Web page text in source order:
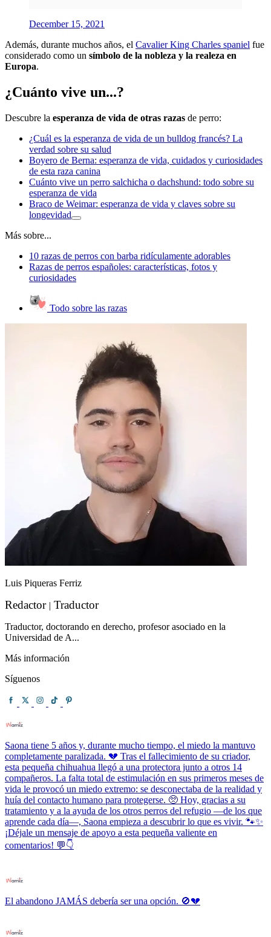
December 15, 2021
Además, durante muchos años, el Cavalier King Charles spaniel fue
considerado como un símbolo de la nobleza y la realeza en
Europa.
¿Cuánto vive un...?
Descubre la esperanza de vida de otras razas de perro:
¿Cuál es la esperanza de vida de un bulldog francés? La
verdad sobre su salud
Boyero de Berna: esperanza de vida, cuidados y curiosidades
de esta raza canina
Cuánto vive un perro salchicha o dachshund: todo sobre su
esperanza de vida
Braco de Weimar: esperanza de vida y claves sobre su
longevidad
Más sobre...
10 razas de perros con barba ridículamente adorables
Razas de perros españoles: características, fotos y
curiosidades
Todo sobre las razas
Luis Piqueras Ferriz
Redactor | Traductor
Traductor, doctorando en derecho, profesor asociado en la
Universidad de A...
Más información
Síguenos
Saona tiene 5 años y, durante mucho tiempo, el miedo la mantuvo
completamente paralizada. 💔 Tras el fallecimiento de su criador,
esta pequeña chihuahua llegó a una protectora junto a otros 14
compañeros. La falta total de estimulación en sus primeros meses de
vida le provocó un miedo extremo: se desconectaba de la realidad y
huía del contacto humano para protegerse. 🥺 Hoy, gracias a su
tratamiento y a la ayuda de los otros perros del refugio —de los que
aprende cada día—, Saona empieza a descubrir lo que es vivir. 🐾✨
¡Déjale un mensaje de apoyo a esta pequeña valiente en
comentarios! 💬👇
El abandono JAMÁS debería ser una opción. 🚫💔